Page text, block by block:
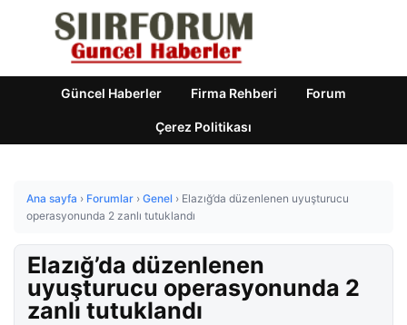
Güncel Haberler Firma Rehberi Forum
Çerez Politikası
Ana sayfa › Forumlar › Genel › Elazığ’da düzenlenen uyuşturucu
operasyonunda 2 zanlı tutuklandı
Elazığ’da düzenlenen
uyuşturucu operasyonunda 2
zanlı tutuklandı